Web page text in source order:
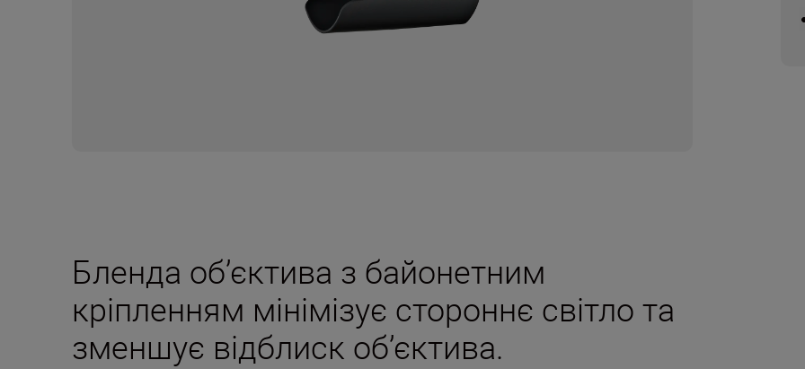
Бленда об’єктива з байонетним
кріпленням мінімізує стороннє світло та
зменшує відблиск об’єктива.